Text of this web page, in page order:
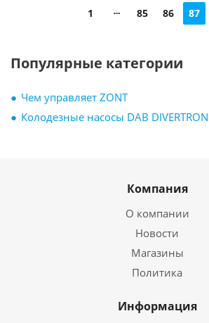
1 85 86 87
Популярные категории
Чем управляет ZONT
Колодезные насосы DAB DIVERTRON
Компания
О компании
Новости
Магазины
Политика
Информация